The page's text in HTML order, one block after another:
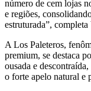
número de cem lojas
e regiões,
estruturada”, completa
A Los Paleteros,
premium, se destaca
ousada e
o forte apelo natural e